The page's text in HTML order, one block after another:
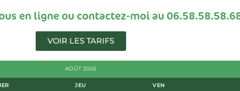
en ligne ou contactez-moi au
VOIR LES TARIFS
AOÛT 2026
JEU VEN